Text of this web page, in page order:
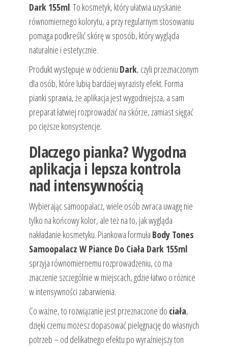
Dark 155ml. To kosmetyk, który ułatwia uzyskanie
równomiernego kolorytu, a przy regularnym stosowaniu
pomaga podkreślić skórę w sposób, który wygląda
naturalnie i estetycznie.
Produkt występuje w odcieniu Dark, czyli przeznaczonym
dla osób, które lubią bardziej wyrazisty efekt. Forma
pianki sprawia, że aplikacja jest wygodniejsza, a sam
preparat łatwiej rozprowadzić na skórze, zamiast sięgać
po cięższe konsystencje.
Dlaczego pianka? Wygodna
aplikacja i lepsza kontrola
nad intensywnością
Wybierając samoopalacz, wiele osób zwraca uwagę nie
tylko na końcowy kolor, ale też na to, jak wygląda
nakładanie kosmetyku. Piankowa formuła Body Tones
Samoopalacz W Piance Do Ciała Dark 155ml
sprzyja równomiernemu rozprowadzeniu, co ma
znaczenie szczególnie w miejscach, gdzie łatwo o różnice
w intensywności zabarwienia.
Co ważne, to rozwiązanie jest przeznaczone do ciała,
dzięki czemu możesz dopasować pielęgnację do własnych
potrzeb – od delikatnego efektu po wyraźniejszy ton